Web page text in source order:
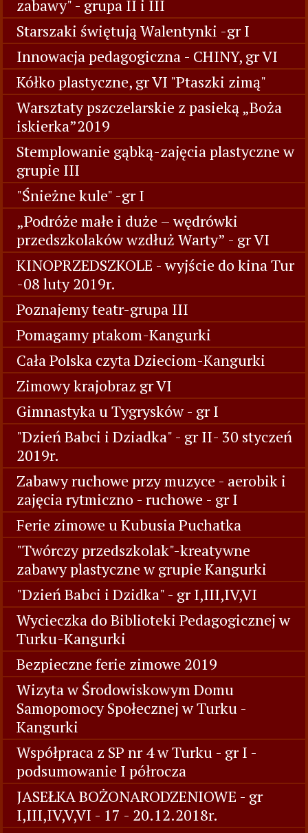
zabawy" - grupa II i III
Starszaki świętują Walentynki -gr I
Innowacja pedagogiczna - CHINY, gr VI
Kółko plastyczne, gr VI "Ptaszki zimą"
Warsztaty pszczelarskie z pasieką „Boża
iskierka”2019
Stemplowanie gąbką-zajęcia plastyczne w
grupie III
"Śnieżne kule" -gr I
„Podróże małe i duże – wędrówki
przedszkolaków wzdłuż Warty” - gr VI
KINOPRZEDSZKOLE - wyjście do kina Tur
-08 luty 2019r.
Poznajemy teatr-grupa III
Pomagamy ptakom-Kangurki
Cała Polska czyta Dzieciom-Kangurki
Zimowy krajobraz gr VI
Gimnastyka u Tygrysków - gr I
"Dzień Babci i Dziadka" - gr II- 30 styczeń
2019r.
Zabawy ruchowe przy muzyce - aerobik i
zajęcia rytmiczno - ruchowe - gr I
Ferie zimowe u Kubusia Puchatka
"Twórczy przedszkolak"-kreatywne
zabawy plastyczne w grupie Kangurki
"Dzień Babci i Dzidka" - gr I,III,IV,VI
Wycieczka do Biblioteki Pedagogicznej w
Turku-Kangurki
Bezpieczne ferie zimowe 2019
Wizyta w Środowiskowym Domu
Samopomocy Społecznej w Turku -
Kangurki
Współpraca z SP nr 4 w Turku - gr I -
podsumowanie I półrocza
JASEŁKA BOŻONARODZENIOWE - gr
I,III,IV,V,VI - 17 - 20.12.2018r.